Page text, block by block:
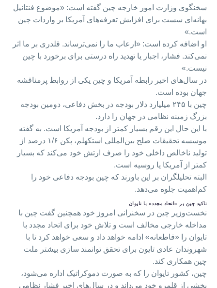
سخنگوی وزارت امور خارجه چین گفته است: «موضوع فنتانیل
بهانه‌ای سست برای افزایش تعرفه‌های آمریکا بر واردات چین
است.»
او اضافه کرده است: «ارعاب ما را نمی‌ترساند. قلدری بر ما اثر
نمی‌کند. فشار، اجبار یا تهدید راه درستی برای برخورد با چین
نیست.»
در سال‌های اخیر رابطه آمریکا و چین یکی از روابط پرمناقشه
جهان بوده است.
چین با ۲۴۵ میلیارد دلار بودجه در بخش دفاعی، دومین بودجه
بزرگ زمینه نظامی در جهان را دارد.
با این حال این رقم بسیار کمتر از بودجه آمریکا است. به گفته
موسسه تحقیقات صلح بین‌المللی استکهلم، پکن ۱/۶ درصد از
تولید ناخالص داخلی خود را صرف ارتش خود می‌کند که بسیار
کمتر از آمریکا یا روسیه است.
البته تحلیلگران بر این باورند که چین بودجه دفاعی خود را
کم‌اهمیت جلوه می‌دهد.
تاکید چین بر «اتحاد مجدد» با تایوان
نخست‌وزیر چین در سخنرانی امروز خود همچنین گفت چین با
مداخله خارجی مخالف است و تلاش خود برای اتحاد مجدد با
تایوان را «قاطعانه» ادامه خواهد داد و سعی خواهد کرد تا با
شهروندان عادی تایون برای تحقق توانمند سازی بیشتر ملت
چین همکاری کند.
چین، کشور تایوان را که به صورت دموکراتیک اداره می‌شود،
بخشی از قلمرو خود می‌داند و در سال‌های اخیر فشار نظامی